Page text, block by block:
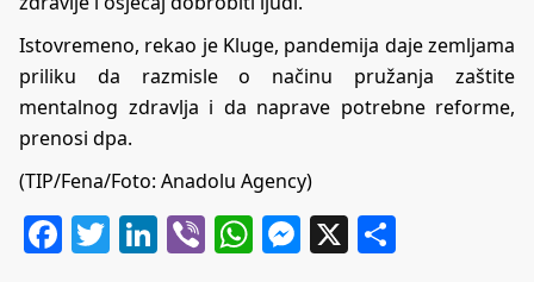
Istovremeno, rekao je Kluge, pandemija daje zemljama
priliku da razmisle o načinu pružanja zaštite
mentalnog zdravlja i da naprave potrebne reforme,
prenosi dpa.
(TIP/Fena/Foto: Anadolu Agency)
Facebook
Twitter
LinkedIn
ViberWhatsApp
Messenger
X